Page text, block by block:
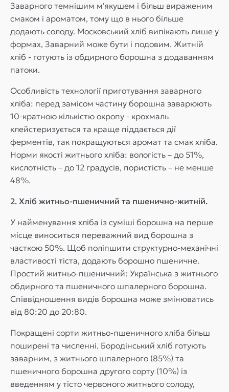
Заварного темнішим м'якушем і більш вираженим
смаком і ароматом, тому що в нього більше
додають солоду. Московський хліб випікають лише у
формах, Заварний може бути і подовим. Житній
хліб - готують із обдирного борошна з додаванням
патоки.
Особливість технології приготування заварного
хліба: перед замісом частину борошна заварюють
10-кратною кількістю окропу - крохмаль
клейстеризується та краще піддається дії
ферментів, так покращуються аромат та смак хліба.
Норми якості житнього хліба: вологість – до 51%,
кислотність – до 12 градусів, пористість – не менше
48%.
2. Хліб житньо-пшеничний та пшенично-житній.
У найменування хліба із суміші борошна на перше
місце виноситься переважний вид борошна з
часткою 50%. Щоб поліпшити структурно-механічні
властивості тіста, додають борошно пшеничне.
Простий житньо-пшеничний: Українська з житнього
обдирного та пшеничного шпалерного борошна.
Співвідношення видів борошна може змінюватись
від 80:20 до 20:80.
Покращені сорти житньо-пшеничного хліба більш
поширені та численні. Бородінський хліб готують
заварним, з житнього шпалерного (85%) та
пшеничного борошна другого сорту (10%) із
введенням у тісто червоного житнього солоду,